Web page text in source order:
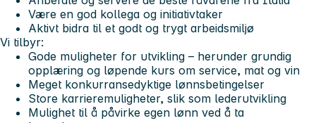
Være en god kollega og initiativtaker
Aktivt bidra til et godt og trygt arbeidsmiljø
Vi tilbyr:
Gode muligheter for utvikling – herunder grundig
opplæring og løpende kurs om service, mat og vin
Meget konkurransedyktige lønnsbetingelser
Store karrieremuligheter, slik som lederutvikling
Mulighet til å påvirke egen lønn ved å ta